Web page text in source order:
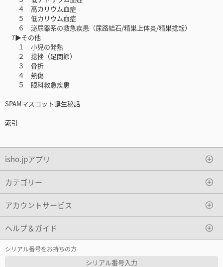
４ 高カリウム血症
５ 低カリウム血症
６ 泌尿器系の救急疾患（尿路結石/精巣上体炎/精巣捻転）
7▶その他
１ 小児の発熱
２ 捻挫（足関節）
３ 骨折
４ 熱傷
５ 眼科救急疾患
SPAMマスコット誕生秘話
索引
isho.jpアプリ
カテゴリー
アカウントサービス
ヘルプ＆ガイド
シリアル番号をお持ちの方
シリアル番号入力